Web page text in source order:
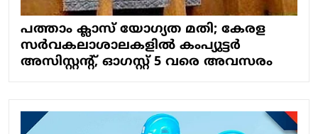
പത്താം ക്ലാസ് യോഗ്യത മതി; കേരള
സർവകലാശാലകളിൽ കംപ്യുട്ടർ
അസിസ്റ്റന്റ്, ഓഗസ്റ്റ് 5 വരെ അവസരം